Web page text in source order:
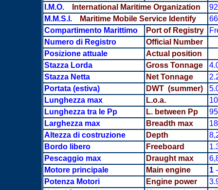
I.M.O.
International Maritime Organization
M.M.S.I.
Maritime Mobile Service Identify
Compartimento Marittimo
Port of Registry
Numero di Registro
Official Number
Posizione attuale
Actual position
Stazza Lorda
Gross Tonnage
Stazza Netta
Net Tonnage
Portata(estiva) DWT (summer)
Lunghezza max
L.o.a.
Lunghezza tra le Pp
L. between Pp
Larghezza max
Breadth max
Altezza di costruzione
Depth
Bordo libero
Freeboard
Pescaggio max
Draught max
Motore principale
Main engine 1-
Potenza Motori
Engine power